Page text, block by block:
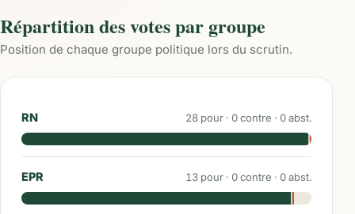
Répartition des votes par groupe
Position de chaque groupe politique lors du scrutin.
RN 28 pour · 0contre · 0abst.
EPR 13 pour · 0contre · 0abst.